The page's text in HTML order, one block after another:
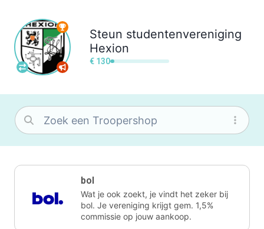
Steun studentenvereniging
Hexion
€ 130
bol
Wat je ook zoekt, je vindt het zeker bij
bol. Je vereniging krijgt gem. 1,5%
commissie op jouw aankoop.